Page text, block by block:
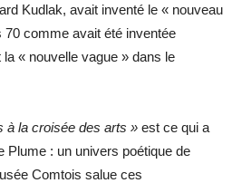
Kudlak, avait inventé le « nouveau
comme avait été inventée
« nouvelle vague » dans le
à la croisée des arts » est ce qui a
Plume : un univers poétique de
Comtois salue ces